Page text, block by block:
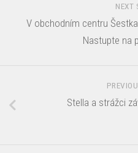
NEXT
V obchodním centru
Nastupte na
Stella a strážci